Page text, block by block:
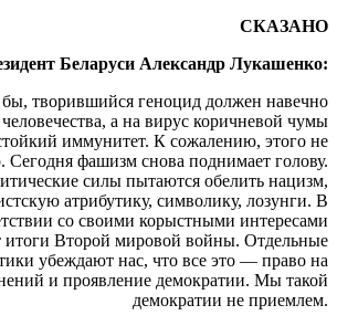
СКАЗАНО
Беларуси Александр Лукашенко:
творившийся геноцид должен навечно
человечества, а на вирус коричневой чумы
иммунитет. К сожалению, этого не
Сегодня фашизм снова поднимает голову.
силы пытаются обелить нацизм,
атрибутику, символику, лозунги. В
со своими корыстными интересами
итоги Второй мировой войны. Отдельные
убеждают нас, что все это — право на
и проявление демократии. Мы такой
демократии не приемлем.